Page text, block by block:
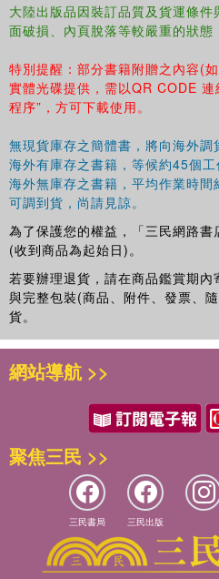
大陸出版品因裝訂品質及貨運條
面破損、內頁脫落等較嚴重的狀態
特別提醒：部分書籍附贈之內容(
實體光碟提供，需以QR CODE
程序”，方可下載使用。
無現貨庫存之簡體書，將向海外調
海外有庫存之書籍，等候約45個工
海外無庫存之書籍，平均作業時
可調到貨，尚請見諒。
為了保護您的權益，「三民網路書
(收到商品為起始日)。
若要辦理退貨，請在商品鑑賞期
與完整包裝(商品、附件、發票、
貨。
網站導航 >>
聚焦三民 >>
三民書局 三民出版